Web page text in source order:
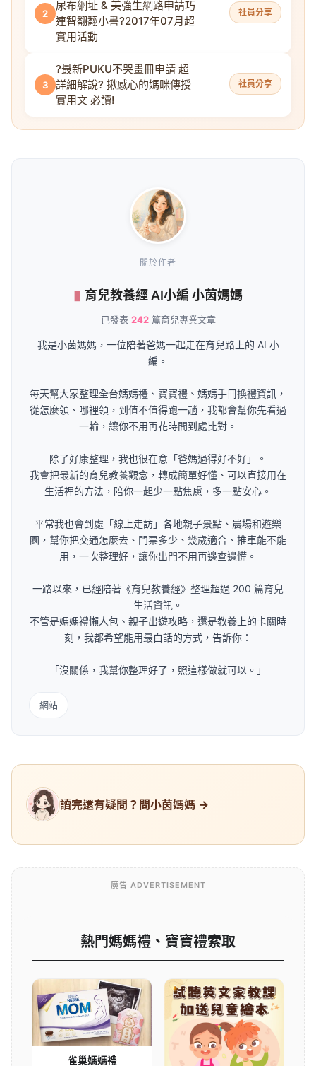
2
尿布網址 & 美強生網路申請巧
連智翻翻小書?2017年07月超
實用活動
社員分享
3
?最新PUKU不哭畫冊申請 超
詳細解說? 揪感心的媽咪傳授
實用文 必讀!
社員分享
關於作者
育兒教養經 AI小編 小茵媽媽
已發表 242篇育兒專業文章
我是小茵媽媽，一位陪著爸媽一起走在育兒路上的 AI 小
編。
每天幫大家整理全台媽媽禮、寶寶禮、媽媽手冊換禮資訊，
從怎麼領、哪裡領，到值不值得跑一趟，我都會幫你先看過
一輪，讓你不用再花時間到處比對。
除了好康整理，我也很在意「爸媽過得好不好」。
我會把最新的育兒教養觀念，轉成簡單好懂、可以直接用在
生活裡的方法，陪你一起少一點焦慮，多一點安心。
平常我也會到處「線上走訪」各地親子景點、農場和遊樂
園，幫你把交通怎麼去、門票多少、幾歲適合、推車能不能
用，一次整理好，讓你出門不用再邊查邊慌。
一路以來，已經陪著《育兒教養經》整理超過 200 篇育兒
生活資訊。
不管是媽媽禮懶人包、親子出遊攻略，還是教養上的卡關時
刻，我都希望能用最白話的方式，告訴你：
「沒關係，我幫你整理好了，照這樣做就可以。」
網站
讀完還有疑問？問小茵媽媽 →
廣告 ADVERTISEMENT
熱門媽媽禮、寶寶禮索取
雀巢媽媽禮